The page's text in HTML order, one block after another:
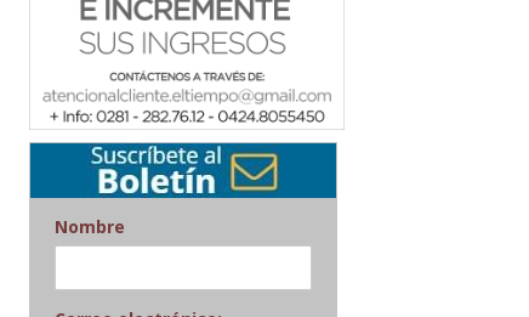
Nombre